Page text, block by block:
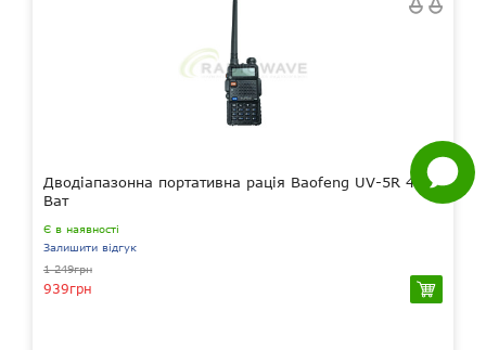
Задати
питання
Дводіапазонна портативна рація Baofeng UV-5R 4, 5
Ват
Є в наявності
Залишити відгук
1 249грн
939грн